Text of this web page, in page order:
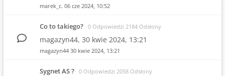
marek_c. 06 cze 2024, 10:52
Co to takiego? 0 Odpowiedzi 2184 Odsłony
magazyn44, 30 kwie 2024, 13:21
magazyn44 30 kwie 2024, 13:21
Sygnet AS ? 0 Odpowiedzi 2058 Odsłony